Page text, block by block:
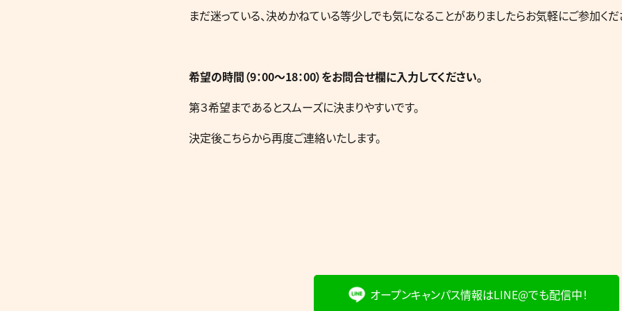
まだ迷っている、決めかねている等少しでも気になることがありましたらお気軽にご参加くだ
希望の時間（9：00～18：00）をお問合せ欄に入力してください。
第３希望まであるとスムーズに決まりやすいです。
決定後こちらから再度ご連絡いたします。
オープンキャンパス情報はLINE@でも配信中！